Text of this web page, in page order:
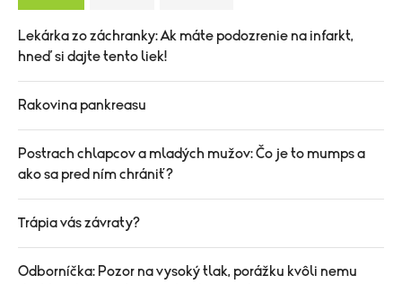
Lekárka zo záchranky: Ak máte podozrenie na infarkt,
hneď si dajte tento liek!
Rakovina pankreasu
Postrach chlapcov a mladých mužov: Čo je to mumps a
ako sa pred ním chrániť?
Trápia vás závraty?
Odborníčka: Pozor na vysoký tlak, porážku kvôli nemu